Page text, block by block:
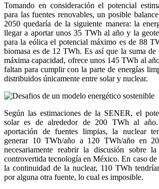
Tomando en consideración el potencial
para las fuentes renovables, un posible
2050 quedaría de la siguiente manera: la
llegar a aportar unos 35 TWh al año y la
para la eólica el potencial máximo es de 88
biomasa es de 12 TWh. Es así que la suma de
máxima capacidad, ofrece unos 145 TWh al
faltan para cumplir con la parte de energías
distribuidos únicamente entre solar y nuclear.
Según las estimaciones de la SENER, el
solar es de alrededor de 200 TWh al año.
aportación de fuentes limpias, la nuclear
generar 10 TWh/año a 120 TWh/año en
necesariamente reabrir la discusión sobre
controvertida tecnología en México. En caso de
la continuidad de la nuclear, 110 TWh
por alguna otra fuente, lo cual es imposible.